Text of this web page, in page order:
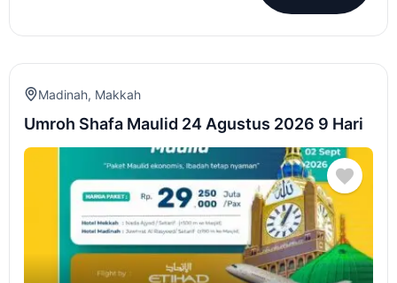
Madinah, Makkah
Umroh Shafa Maulid 24 Agustus 2026 9 Hari